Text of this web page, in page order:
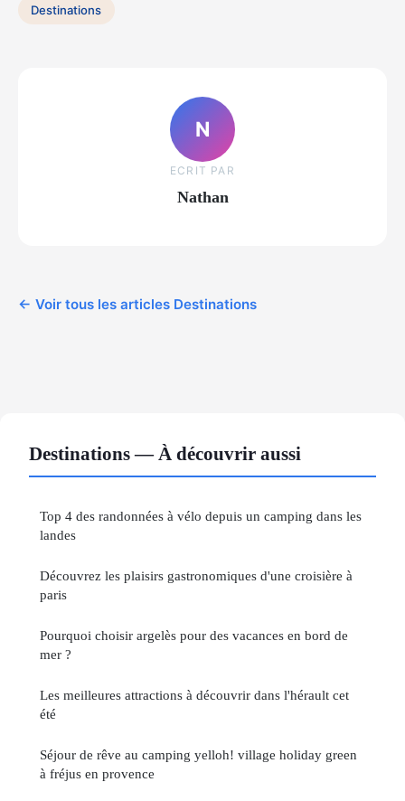
Destinations
N
ECRIT PAR
Nathan
← Voir tous les articles Destinations
Destinations — À découvrir aussi
Top 4 des randonnées à vélo depuis un camping dans les
landes
Découvrez les plaisirs gastronomiques d'une croisière à
paris
Pourquoi choisir argelès pour des vacances en bord de
mer ?
Les meilleures attractions à découvrir dans l'hérault cet
été
Séjour de rêve au camping yelloh! village holiday green
à fréjus en provence